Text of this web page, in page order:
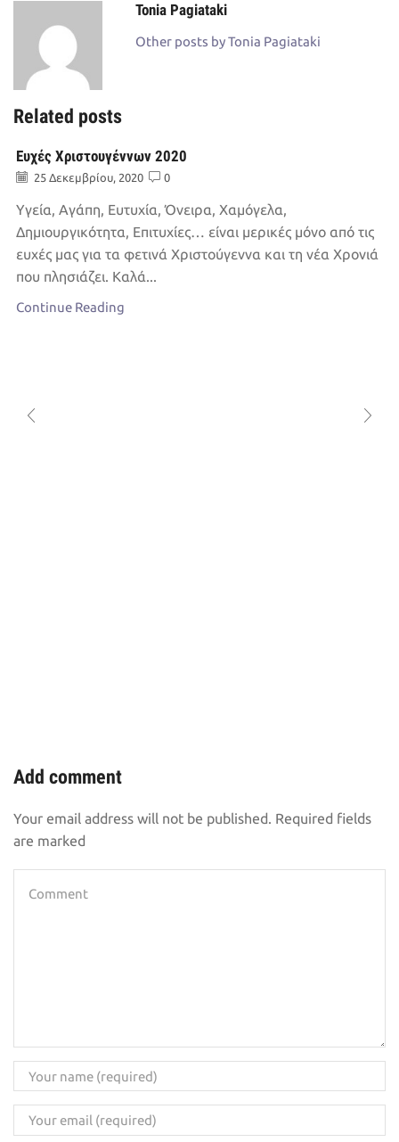
Tonia Pagiataki
Other posts by Tonia Pagiataki
Related posts
Ευχές Χριστουγέννων 2020
25 Δεκεμβρίου, 2020 0
Υγεία, Αγάπη, Ευτυχία, Όνειρα, Χαμόγελα,
Δημιουργικότητα, Επιτυχίες… είναι μερικές μόνο από τις
ευχές μας για τα φετινά Χριστούγεννα και τη νέα Χρονιά
που πλησιάζει. Καλά...
Continue Reading
Add comment
Your email address will not be published. Required fields
are marked